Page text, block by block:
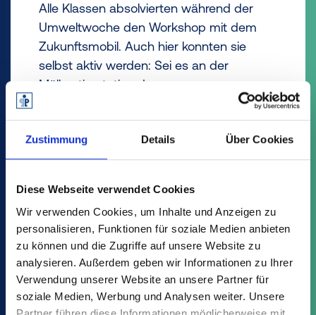
Zustimmung Details Über Cookies
Diese Webseite verwendet Cookies
Wir verwenden Cookies, um Inhalte und Anzeigen zu
personalisieren, Funktionen für soziale Medien anbieten
zu können und die Zugriffe auf unsere Website zu
analysieren. Außerdem geben wir Informationen zu Ihrer
Verwendung unserer Website an unsere Partner für
soziale Medien, Werbung und Analysen weiter. Unsere
Alle Klassen absolvierten während der
Umweltwoche den Workshop mit dem
Zukunftsmobil. Auch hier konnten sie
selbst aktiv werden: Sei es an der
Müllsortierstation der
Abfallwirtschaftsgesellschaft Landkreis
Vechta (AWV), am Schredder, um Mahlgut
herzustellen oder schließlich an der
Spritzgießpresse, an der sie selbst den
Gemeinsam mit den Auszubildenden hat
Frank Lammers, in der HR-Abteilung
zuständig für Employer Branding den
Workshop organisiert. Er dankt allen, die